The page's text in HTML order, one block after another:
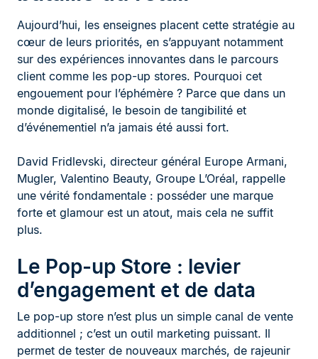
Aujourd’hui, les enseignes placent cette stratégie au
cœur de leurs priorités, en s’appuyant notamment
sur des expériences innovantes dans le parcours
client comme les pop-up stores. Pourquoi cet
engouement pour l’éphémère ? Parce que dans un
monde digitalisé, le besoin de tangibilité et
d’événementiel n’a jamais été aussi fort.
David Fridlevski, directeur général Europe Armani,
Mugler, Valentino Beauty, Groupe L’Oréal, rappelle
une vérité fondamentale : posséder une marque
forte et glamour est un atout, mais cela ne suffit
plus.
Le Pop-up Store : levier
d’engagement et de data
Le pop-up store n’est plus un simple canal de vente
additionnel ; c’est un outil marketing puissant. Il
permet de tester de nouveaux marchés, de rajeunir